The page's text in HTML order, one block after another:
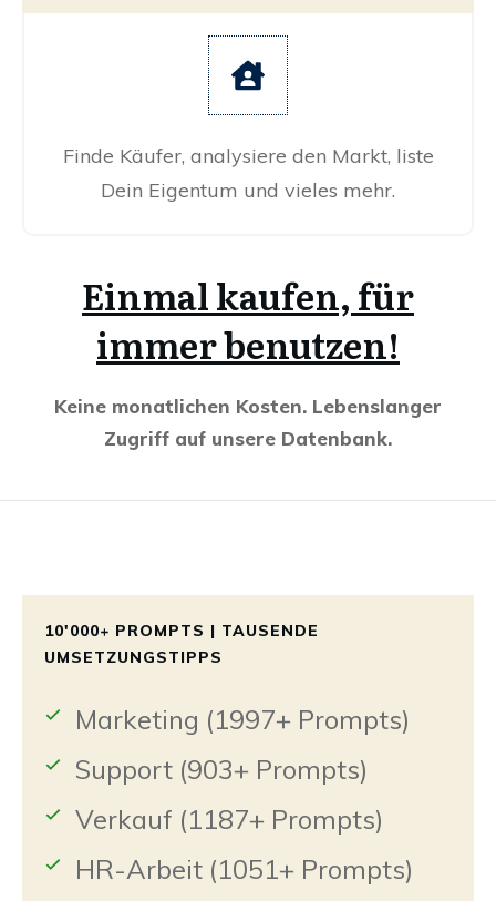
Finde Käufer, analysiere den Markt, liste
Dein Eigentum und vieles mehr.
Einmal kaufen, für
immer benutzen!
Keine monatlichen Kosten. Lebenslanger
Zugriff auf unsere Datenbank.
10'000+ PROMPTS | TAUSENDE
UMSETZUNGSTIPPS
Marketing (1997+ Prompts)
Support (903+ Prompts)
Verkauf (1187+ Prompts)
HR-Arbeit (1051+ Prompts)